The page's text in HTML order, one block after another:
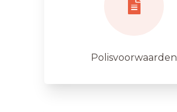
Polisvoorwaarden